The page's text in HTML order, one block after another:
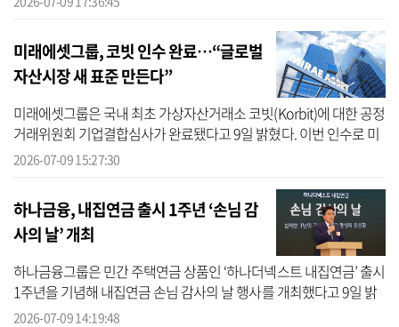
미래에셋그룹, 코빗 인수 완료…“글로벌
자산시장 새 표준 만든다”
미래에셋그룹은 국내 최초 가상자산거래소 코빗(Korbit)에 대한 공정
거래위원회 기업결합심사가 완료됐다고 9일 밝혔다. 이번 인수로 미
래에셋은 증권과 자산운용 분야에서 축적해 온 글로벌 투자 역량에
2026-07-09 15:27:30
하나금융, 내집연금 출시 1주년 ‘손님 감
사의 날’ 개최
하나금융그룹은 민간 주택연금 상품인 ‘하나더넥스트 내집연금’ 출시
1주년을 기념해 내집연금 손님 감사의 날 행사를 개최했다고 9일 밝
혔다. 하나금융에 따르면 이번 행사는 금융위원회 혁신금융서비스로
2026-07-09 14:19:48